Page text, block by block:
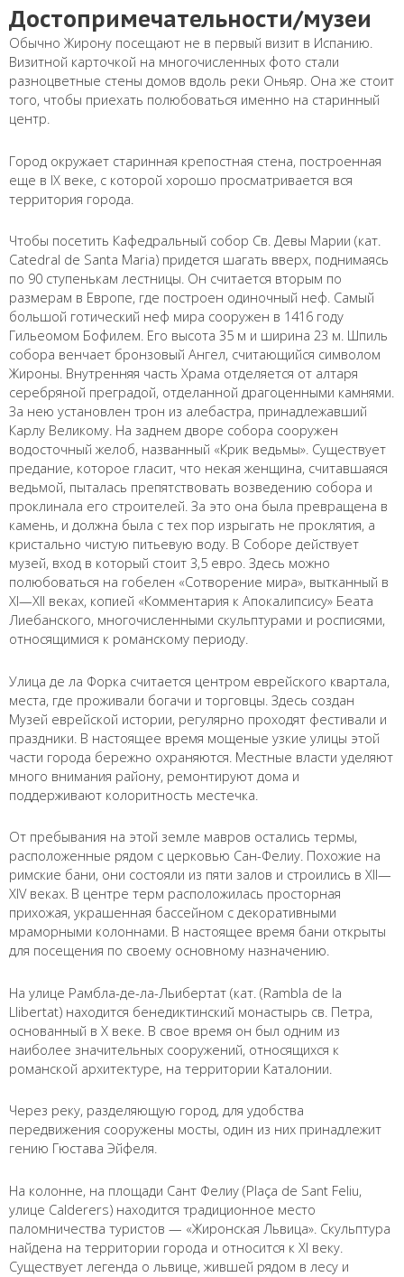
Достопримечательности/музеи
Обычно Жирону посещают не в первый визит в Испанию.
Визитной карточкой на многочисленных фото стали
разноцветные стены домов вдоль реки Оньяр. Она же стоит
того, чтобы приехать полюбоваться именно на старинный
центр.
Город окружает старинная крепостная стена, построенная
еще в IX веке, с которой хорошо просматривается вся
территория города.
Чтобы посетить Кафедральный собор Св. Девы Марии (кат.
Catedral de Santa Maria) придется шагать вверх, поднимаясь
по 90 ступенькам лестницы. Он считается вторым по
размерам в Европе, где построен одиночный неф. Самый
большой готический неф мира сооружен в 1416 году
Гильеомом Бофилем. Его высота 35 м и ширина 23 м. Шпиль
собора венчает бронзовый Ангел, считающийся символом
Жироны. Внутренняя часть Храма отделяется от алтаря
серебряной преградой, отделанной драгоценными камнями.
За нею установлен трон из алебастра, принадлежавший
Карлу Великому. На заднем дворе собора сооружен
водосточный желоб, названный «Крик ведьмы». Существует
предание, которое гласит, что некая женщина, считавшаяся
ведьмой, пыталась препятствовать возведению собора и
проклинала его строителей. За это она была превращена в
камень, и должна была с тех пор изрыгать не проклятия, а
кристально чистую питьевую воду. В Соборе действует
музей, вход в который стоит 3,5 евро. Здесь можно
полюбоваться на гобелен «Сотворение мира», вытканный в
XI—XII веках, копией «Комментария к Апокалипсису» Беата
Лиебанского, многочисленными скульптурами и росписями,
относящимися к романскому периоду.
Улица де ла Форка считается центром еврейского квартала,
места, где проживали богачи и торговцы. Здесь создан
Музей еврейской истории, регулярно проходят фестивали и
праздники. В настоящее время мощеные узкие улицы этой
части города бережно охраняются. Местные власти уделяют
много внимания району, ремонтируют дома и
поддерживают колоритность местечка.
От пребывания на этой земле мавров остались термы,
расположенные рядом с церковью Сан-Фелиу. Похожие на
римские бани, они состояли из пяти залов и строились в XII—
XIV веках. В центре терм расположилась просторная
прихожая, украшенная бассейном с декоративными
мраморными колоннами. В настоящее время бани открыты
для посещения по своему основному назначению.
На улице Рамбла-де-ла-Льибертат (кат. (Rambla de la
Llibertat) находится бенедиктинский монастырь св. Петра,
основанный в X веке. В свое время он был одним из
наиболее значительных сооружений, относящихся к
романской архитектуре, на территории Каталонии.
Через реку, разделяющую город, для удобства
передвижения сооружены мосты, один из них принадлежит
гению Гюстава Эйфеля.
На колонне, на площади Сант Фелиу (Plaça de Sant Feliu,
улице Calderers) находится традиционное место
паломничества туристов — «Жиронская Львица». Скульптура
найдена на территории города и относится к XI веку.
Существует легенда о львице, жившей рядом в лесу и